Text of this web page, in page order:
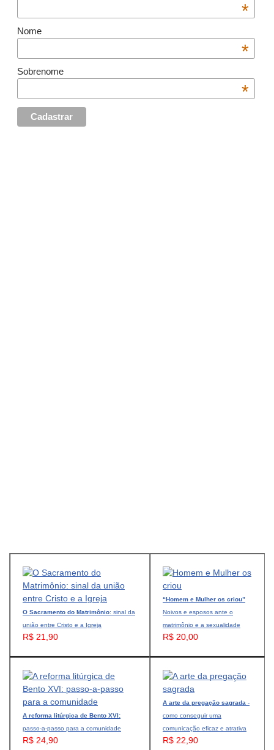
*
Nome
*
Sobrenome
*
O Sacramento do Matrimônio: sinal da
união entre Cristo e a Igreja
R$ 21,90
“Homem e Mulher os criou”
Noivos e esposos ante o
matrimônio e a sexualidade
R$ 20,00
A reforma litúrgica de Bento XVI:
passo-a-passo para a comunidade
R$ 24,90
A arte da pregação sagrada -
como conseguir uma
comunicação eficaz e atrativa
R$ 22,90